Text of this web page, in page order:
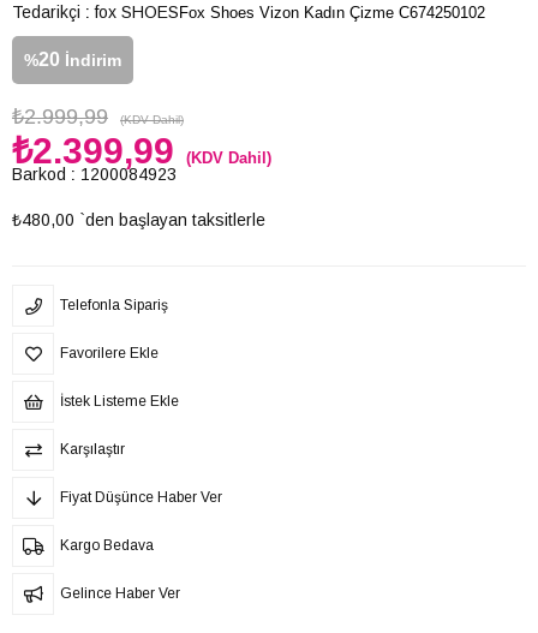
Tedarikçi : fox SHOES
%20 İndirim
₺2.999,99 (KDV Dahil)
₺2.399,99 (KDV Dahil)
Barkod : 1200084923
₺480,00 `den başlayan taksitlerle
Fox Shoes Vizon Kadın Çizme C674250102
Telefonla Sipariş
Favorilere Ekle
İstek Listeme Ekle
Karşılaştır
Fiyat Düşünce Haber Ver
Kargo Bedava
Gelince Haber Ver